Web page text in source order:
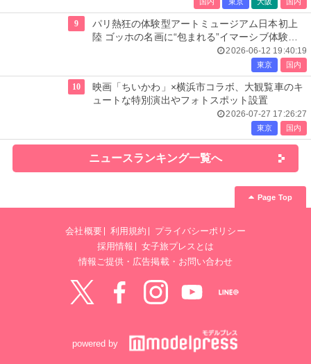
9
パリ熱狂の体験型アートミュージアム日本初上
陸 ゴッホの名画に“包まれる”イマーシブ体験＜
レーヴ・デ・リュミエール＞
2026-06-12 19:40:19
東京 国内
10
映画「ちいかわ」×横浜市コラボ、大観覧車のキ
ュートな特別演出やフォトスポット設置
2026-07-27 17:26:27
東京 国内
ニュースランキング一覧へ
Page Top
会社概要 利用規約
プライバシーポリシー
採用情報
女子旅プレスとは
情報ご提供・広告掲載・お問い合わせ
powered by